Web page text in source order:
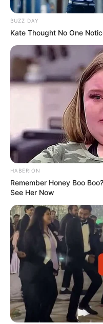
BUZZ DAY
Kate Thought No One
HABERION
Remember Honey Boo
See Her Now